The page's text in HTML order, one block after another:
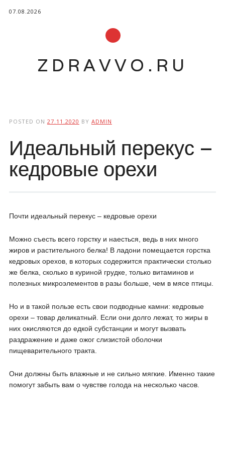
07.08.2026
ZDRAVVO.RU
POSTED ON 27.11.2020 BY ADMIN
Идеальный перекус –
кедровые орехи
Почти идеальный перекус – кедровые орехи
Можно съесть всего горстку и наесться, ведь в них много
жиров и растительного белка! В ладони помещается горстка
кедровых орехов, в которых содержится практически столько
же белка, сколько в куриной грудке, только витаминов и
полезных микроэлементов в разы больше, чем в мясе птицы.
Но и в такой пользе есть свои подводные камни: кедровые
орехи – товар деликатный. Если они долго лежат, то жиры в
них окисляются до едкой субстанции и могут вызвать
раздражение и даже ожог слизистой оболочки
пищеварительного тракта.
Они должны быть влажные и не сильно мягкие. Именно такие
помогут забыть вам о чувстве голода на несколько часов.